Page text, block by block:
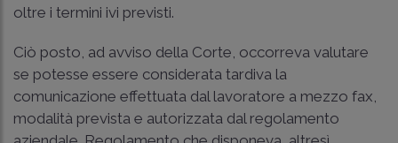
oltre i termini ivi previsti.
Ciò posto, ad avviso della Corte, occorreva valutare
se potesse essere considerata tardiva la
comunicazione effettuata dal lavoratore a mezzo fax,
modalità prevista e autorizzata dal regolamento